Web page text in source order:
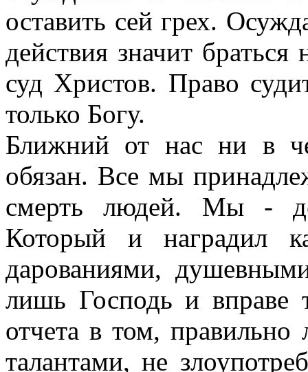
оставить сей грех.
действия значит
суд Христов. Право
только Богу.
Ближний от нас ни в
обязан. Все мы
смерть людей. Мы -
Который и наградил
дарованиями,
лишь Господь и вправе
отчета в том,
талантами, не